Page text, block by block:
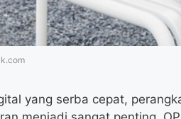
yang serba cepat,